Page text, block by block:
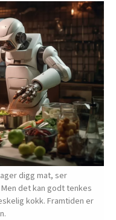
digg mat, ser
det kan godt tenkes
kokk. Framtiden er